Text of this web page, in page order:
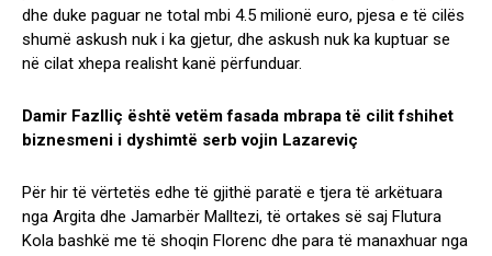
dhe duke paguar ne total mbi 4.5 milionë euro, pjesa e të cilës
shumë askush nuk i ka gjetur, dhe askush nuk ka kuptuar se
në cilat xhepa realisht kanë përfunduar.
Damir Fazlliç është vetëm fasada mbrapa të cilit fshihet
biznesmeni i dyshimtë serb vojin Lazareviç
Për hir të vërtetës edhe të gjithë paratë e tjera të arkëtuara
nga Argita dhe Jamarbër Malltezi, të ortakes së saj Flutura
Kola bashkë me të shoqin Florenc dhe para të manaxhuar nga